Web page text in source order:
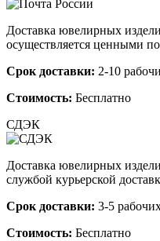
Доставка ювелирных
осуществляется ценными
Срок доставки: 2-10
Стоимость: Бесплатно
СДЭК
Доставка ювелирных
службой курьерской
Срок доставки: 3-5
Стоимость: Бесплатно